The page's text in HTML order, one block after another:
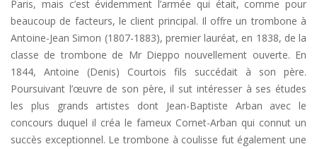
Paris, mais c’est évidemment l’armée qui était, comme pour
beaucoup de facteurs, le client principal. Il offre un trombone à
Antoine-Jean Simon (1807-1883), premier lauréat, en 1838, de la
classe de trombone de Mr Dieppo nouvellement ouverte. En
1844, Antoine (Denis) Courtois fils succédait à son père.
Poursuivant l’œuvre de son père, il sut intéresser à ses études
les plus grands artistes dont Jean-Baptiste Arban avec le
concours duquel il créa le fameux Cornet-Arban qui connut un
succès exceptionnel. Le trombone à coulisse fut également une